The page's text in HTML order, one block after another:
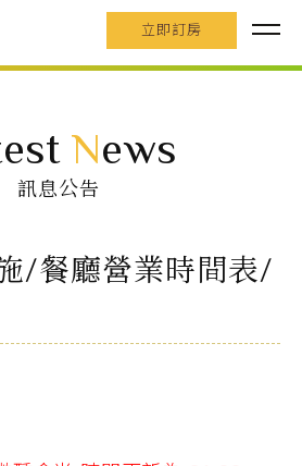
立即訂房
News
訊息公告
/餐廳營業時間表/